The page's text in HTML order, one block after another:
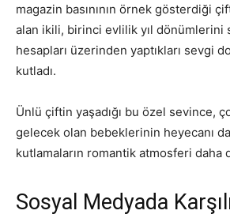
magazin basınının örnek gösterdiği
alan ikili, birinci evlilik yıl dönümlerini
hesapları üzerinden yaptıkları sevgi
kutladı.
Ünlü çiftin yaşadığı bu özel sevince,
gelecek olan bebeklerinin heyecanı
kutlamaların romantik atmosferi daha
Sosyal Medyada